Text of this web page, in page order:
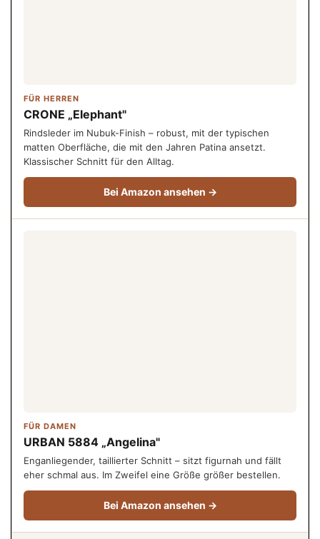
FÜR HERREN
CRONE „Elephant"
Rindsleder im Nubuk-Finish – robust, mit der typischen
matten Oberfläche, die mit den Jahren Patina ansetzt.
Klassischer Schnitt für den Alltag.
Bei Amazon ansehen →
FÜR DAMEN
URBAN 5884 „Angelina"
Enganliegender, taillierter Schnitt – sitzt figurnah und fällt
eher schmal aus. Im Zweifel eine Größe größer bestellen.
Bei Amazon ansehen →